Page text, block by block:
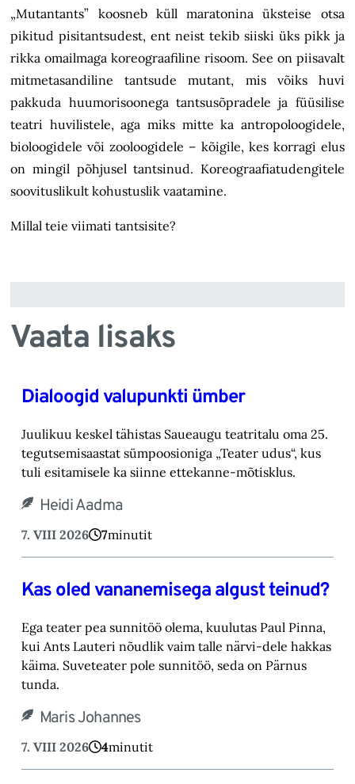
„Mutantants” koosneb küll maratonina üksteise otsa
pikitud pisitantsudest, ent neist tekib siiski üks pikk ja
rikka omailmaga koreograafiline risoom. See on piisavalt
mitmetasandiline tantsude mutant, mis võiks huvi
pakkuda huumorisoonega tantsusõpradele ja füüsilise
teatri huvilistele, aga miks mitte ka antropoloogidele,
bioloogidele või zooloogidele – kõigile, kes korragi elus
on mingil põhjusel tantsinud. Koreograafiatudengitele
soovituslikult kohustuslik vaatamine.
Millal teie viimati tantsisite?
Vaata lisaks
Dialoogid valupunkti ümber
Juulikuu keskel tähistas Saueaugu teatritalu oma 25.
tegutsemisaastat sümpoosioniga „Teater ‎udus“, kus
tuli esitamisele ka siinne ettekanne-mõtisklus.‎
Heidi Aadma
7. VIII 2026 7minutit
Kas oled vananemisega algust teinud?
Ega teater pea sunnitöö olema, kuulutas Paul Pinna,
kui Ants Lauteri nõudlik vaim talle närvi-‎dele hakkas
käima. Suveteater pole sunnitöö, seda on Pärnus
tunda.‎
Maris Johannes
7. VIII 2026 4minutit